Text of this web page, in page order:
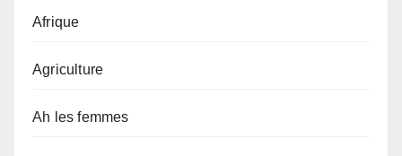
Afrique
Agriculture
Ah les femmes